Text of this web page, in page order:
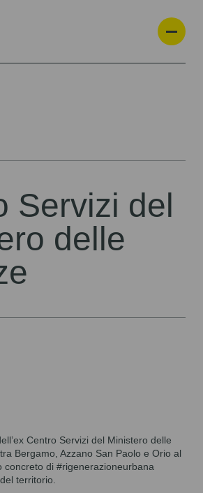
Servizi del
delle
Centro Servizi del Ministero delle
Bergamo, Azzano San Paolo e Orio al
concreto di #rigenerazioneurbana
territorio.